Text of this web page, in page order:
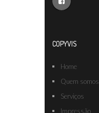
COPYVIS
Home
Quem somos
Serviços
Impressão